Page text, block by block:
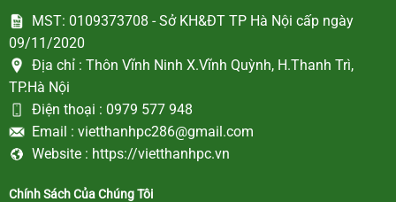
MST: 0109373708 - Sở KH&ĐT TP Hà Nội cấp ngày
09/11/2020
Địa chỉ : Thôn Vĩnh Ninh X.Vĩnh Quỳnh, H.Thanh Trì,
TP.Hà Nội
Điện thoại : 0979 577 948
Email : vietthanhpc286@gmail.com
Website : https://vietthanhpc.vn
Chính Sách Của Chúng Tôi